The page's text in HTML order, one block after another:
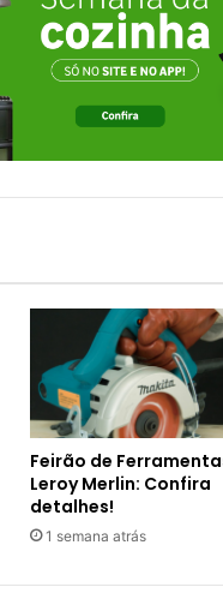
Feirão de
Leroy Merlin: Confira
detalhes!
1 semana atrás